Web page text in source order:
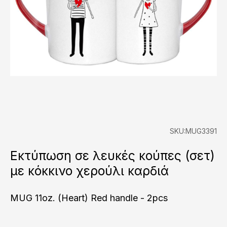
SKU:MUG3391
Εκτύπωση σε λευκές κούπες (σετ)
με κόκκινο χερούλι καρδιά
MUG 11oz. (Heart) Red handle - 2pcs